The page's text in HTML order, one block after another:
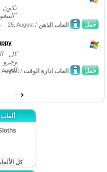
حمل 25, August / العاب الذهن
كل
للعب
حمل August / العاب ادارة الوقت
→
كل